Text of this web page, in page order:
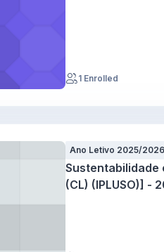
1 Enrolled
Ano Letivo 2025/2026
Sustentabilidade
(CL) (IPLUSO)] -